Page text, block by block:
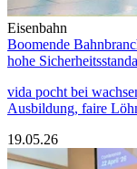
Eisenbahn
Boomende
hohe
vida pocht bei
Ausbildung, faire
19.05.26